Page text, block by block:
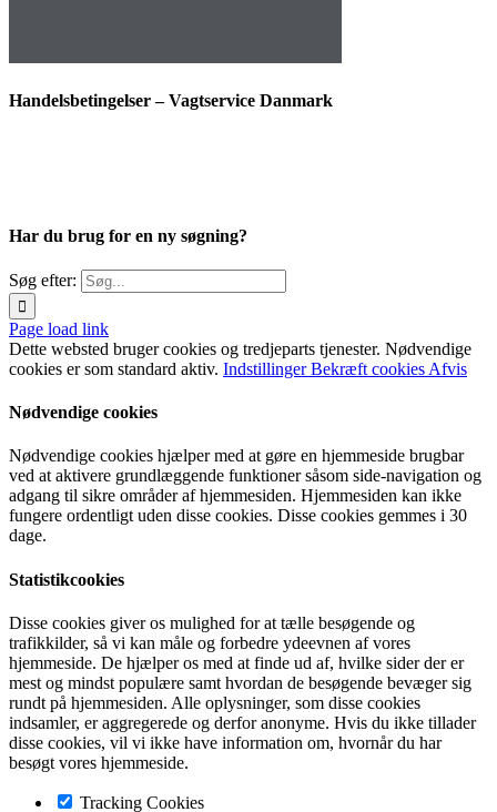
Handelsbetingelser – Vagtservice Danmark
Har du brug for en ny søgning?
Søg efter:
Page load link
Dette websted bruger cookies og tredjeparts tjenester. Nødvendige
cookies er som standard aktiv. IndstillingerBekræft cookies Afvis
Nødvendige cookies
Nødvendige cookies hjælper med at gøre en hjemmeside brugbar
ved at aktivere grundlæggende funktioner såsom side-navigation og
adgang til sikre områder af hjemmesiden. Hjemmesiden kan ikke
fungere ordentligt uden disse cookies. Disse cookies gemmes i 30
dage.
Statistikcookies
Disse cookies giver os mulighed for at tælle besøgende og
trafikkilder, så vi kan måle og forbedre ydeevnen af vores
hjemmeside. De hjælper os med at finde ud af, hvilke sider der er
mest og mindst populære samt hvordan de besøgende bevæger sig
rundt på hjemmesiden. Alle oplysninger, som disse cookies
indsamler, er aggregerede og derfor anonyme. Hvis du ikke tillader
disse cookies, vil vi ikke have information om, hvornår du har
besøgt vores hjemmeside.
Tracking Cookies